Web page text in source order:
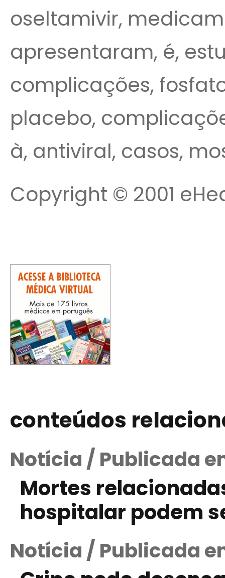
oseltamivir,
apresentaram, é,
complicações,
placebo,
à, antiviral, casos,
Copyright © 2001
conteúdos
Notícia / Publicada
Mortes
hospitalar podem
Notícia / Publicada